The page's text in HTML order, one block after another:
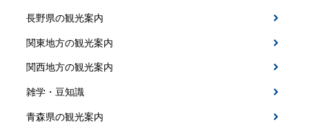
長野県の観光案内
関東地方の観光案内
関西地方の観光案内
雑学・豆知識
青森県の観光案内